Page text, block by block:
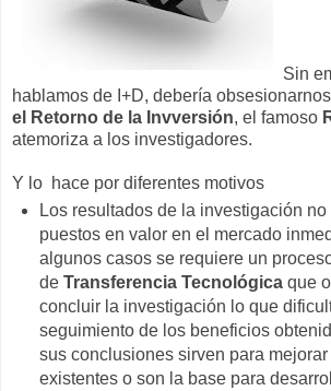
Sin
hablamos de I+D, debería
el Retorno de la Invversión, el famoso
atemoriza a los investigadores.
Y lo hace por diferentes motivos
Los resultados de la investigación
puestos en valor en el mercado
algunos casos se requiere un
de Transferencia Tecnológicaque
concluir la investigación lo que
seguimiento de los beneficios
sus conclusiones sirven para
existentes o son la base para